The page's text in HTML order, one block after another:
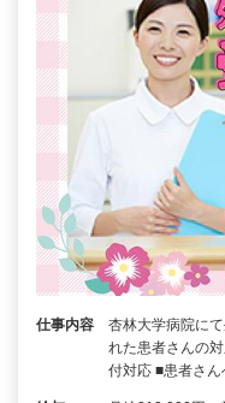
仕事内容
杏林大学病院に
れた患者さんの
付対応 ■患者さ